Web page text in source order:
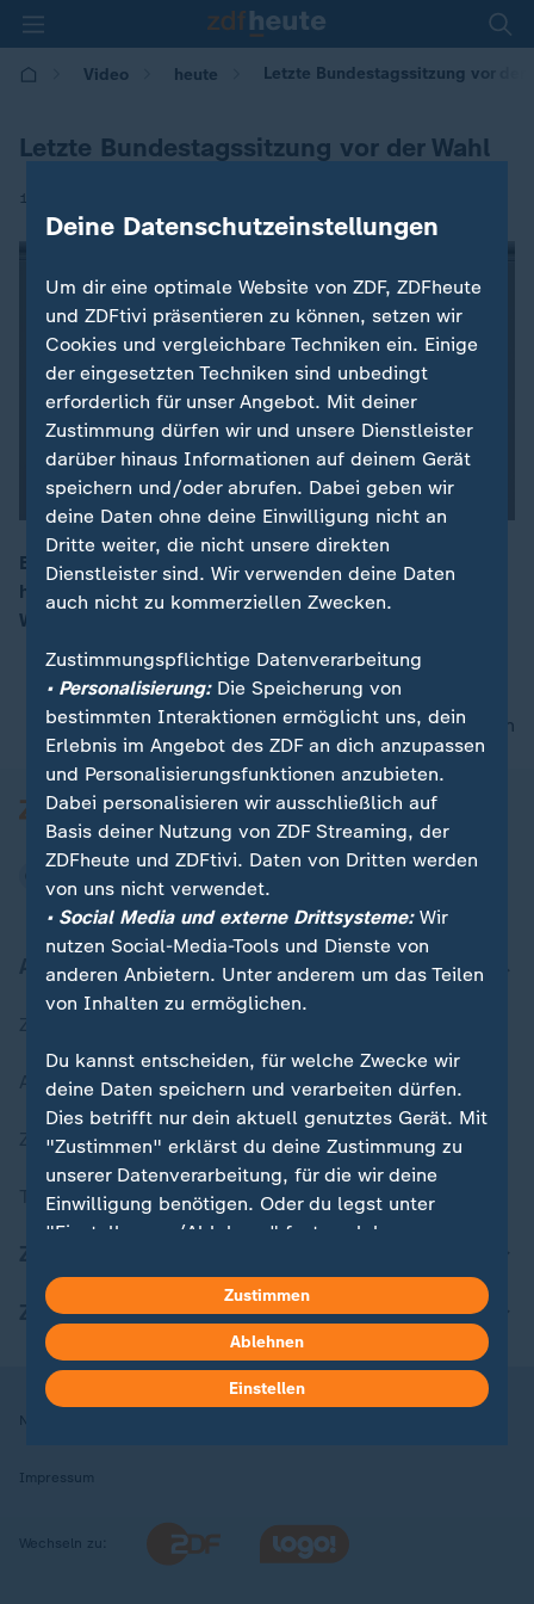
Video heute Letzte Bundestagssitzung vor der
Letzte Bundestagssitzung vor der Wahl
11.02.2025 | 12:00
00:16
Bundeskanzler Scholz und sein Herausforderer Merz
haben sich in der letzten Bundestagssitzung vor der
Wahl gegenseitig scharf attackiert.
nach oben
Aktuell bei ZDFheute
Aktuelle Sendungs-Videos
ZDFheute Stories
Themen im Überblick
ZDFheute Apps
Nutzungsbedingungen
Impressum
Wechseln zu:
Deine Datenschutzeinstellungen
Um dir eine optimale Website von ZDF, ZDFheute
und ZDFtivi präsentieren zu können, setzen wir
Cookies und vergleichbare Techniken ein. Einige
der eingesetzten Techniken sind unbedingt
erforderlich für unser Angebot. Mit deiner
Zustimmung dürfen wir und unsere Dienstleister
darüber hinaus Informationen auf deinem Gerät
speichern und/oder abrufen. Dabei geben wir
deine Daten ohne deine Einwilligung nicht an
Dritte weiter, die nicht unsere direkten
Dienstleister sind. Wir verwenden deine Daten
auch nicht zu kommerziellen Zwecken.
Zustimmungspflichtige Datenverarbeitung
• Personalisierung:Die Speicherung von
bestimmten Interaktionen ermöglicht uns, dein
Erlebnis im Angebot des ZDF an dich anzupassen
und Personalisierungsfunktionen anzubieten.
Dabei personalisieren wir ausschließlich auf
Basis deiner Nutzung von ZDF Streaming, der
ZDFheute und ZDFtivi. Daten von Dritten werden
von uns nicht verwendet.
• Social Media und externe Drittsysteme:Wir
nutzen Social-Media-Tools und Dienste von
anderen Anbietern. Unter anderem um das Teilen
von Inhalten zu ermöglichen.
Du kannst entscheiden, für welche Zwecke wir
deine Daten speichern und verarbeiten dürfen.
Dies betrifft nur dein aktuell genutztes Gerät. Mit
"Zustimmen" erklärst du deine Zustimmung zu
unserer Datenverarbeitung, für die wir deine
Einwilligung benötigen. Oder du legst unter
"Einstellungen/Ablehnen" fest, welchen
welchen nicht. Deine Datenschutzeinstellungen
kannst du jederzeit mit Wirkung für die Zukunft
in deinen Einstellungen widerrufen oder ändern.
Hier findest du das Impressum.
Zustimmen
Ablehnen
Einstellen